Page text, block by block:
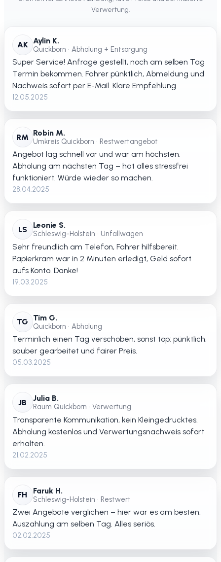
Verwertung.
AK Aylin K.
Quickborn • Abholung + Entsorgung
Super Service! Anfrage gestellt, noch am selben Tag
Termin bekommen. Fahrer pünktlich, Abmeldung und
Nachweis sofort per E-Mail. Klare Empfehlung.
12.05.2025
RM Robin M.
Umkreis Quickborn • Restwertangebot
Angebot lag schnell vor und war am höchsten.
Abholung am nächsten Tag – hat alles stressfrei
funktioniert. Würde wieder so machen.
28.04.2025
LS Leonie S.
Schleswig-Holstein • Unfallwagen
Sehr freundlich am Telefon, Fahrer hilfsbereit.
Papierkram war in 2 Minuten erledigt, Geld sofort
aufs Konto. Danke!
19.03.2025
TG Tim G.
Quickborn • Abholung
Terminlich einen Tag verschoben, sonst top: pünktlich,
sauber gearbeitet und fairer Preis.
05.03.2025
JB Julia B.
Raum Quickborn • Verwertung
Transparente Kommunikation, kein Kleingedrucktes.
Abholung kostenlos und Verwertungsnachweis sofort
erhalten.
21.02.2025
FH Faruk H.
Schleswig-Holstein • Restwert
Zwei Angebote verglichen – hier war es am besten.
Auszahlung am selben Tag. Alles seriös.
02.02.2025